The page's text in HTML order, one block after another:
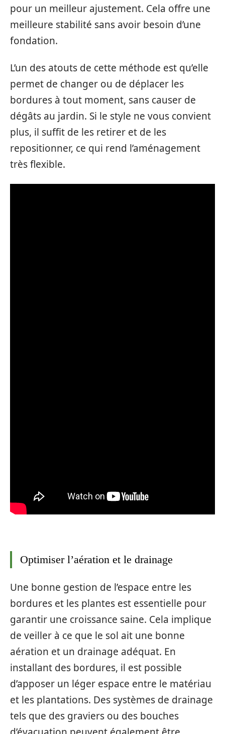
pour un meilleur ajustement. Cela offre une
meilleure stabilité sans avoir besoin d’une
fondation.
L’un des atouts de cette méthode est qu’elle
permet de changer ou de déplacer les
bordures à tout moment, sans causer de
dégâts au jardin. Si le style ne vous convient
plus, il suffit de les retirer et de les
repositionner, ce qui rend l’aménagement
très flexible.
Optimiser l’aération et le drainage
Une bonne gestion de l’espace entre les
bordures et les plantes est essentielle pour
garantir une croissance saine. Cela implique
de veiller à ce que le sol ait une bonne
aération et un drainage adéquat. En
installant des bordures, il est possible
d’apposer un léger espace entre le matériau
et les plantations. Des systèmes de drainage
tels que des graviers ou des bouches